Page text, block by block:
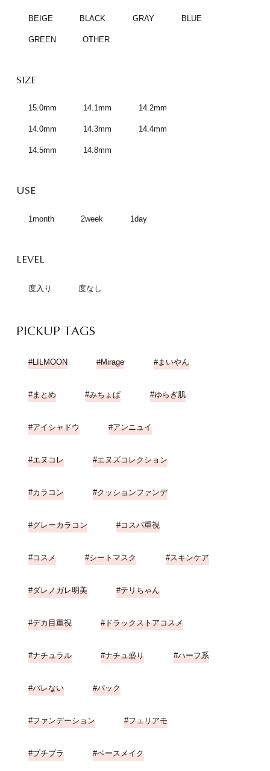
BEIGE BLACK GRAY BLUE
GREEN OTHER
SIZE
15.0mm 14.1mm 14.2mm
14.0mm 14.3mm 14.4mm
14.5mm 14.8mm
USE
1month 2week 1day
LEVEL
度入り 度なし
PICKUP TAGS
LILMOON Mirage まいやん
まとめ みちょぱ ゆらぎ肌
アイシャドウ アンニュイ
エヌコレ エヌズコレクション
カラコン クッションファンデ
グレーカラコン コスパ重視
コスメ シートマスク スキンケア
ダレノガレ明美 テリちゃん
デカ目重視 ドラックストアコスメ
ナチュラル ナチュ盛り ハーフ系
バレない パック
ファンデーション フェリアモ
プチプラ ベースメイク